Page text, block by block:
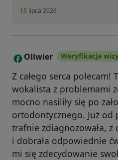
15 lipca 2026
O Oliwier Weryfikacja
Z całego serca polecam!
wokalista z problemami
mocno nasiliły się po
ortodontycznego. Już od
trafnie zdiagnozowała,
i dobrała odpowiednie
mi się zdecydowanie